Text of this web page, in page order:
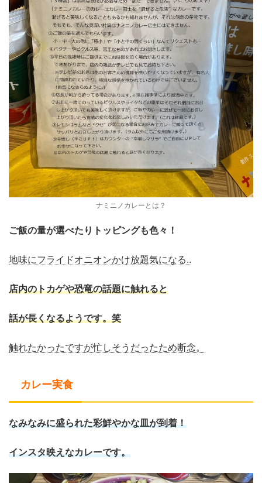
ナミニノカレーとは？
ご飯の量が選べたりトッピングも色々！
地味にフライドオニオンかけ放題気になる..
店内のトカゲや恐竜の話題に触れると
話が長くなるようです。笑
触れたかったですが忙しそうだったため断念。
カレー実食
なみなみに盛られた彩鮮やかな皿が到着！
インスタ映えなカレーです。